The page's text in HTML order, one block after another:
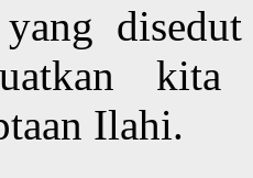
Ilahi.